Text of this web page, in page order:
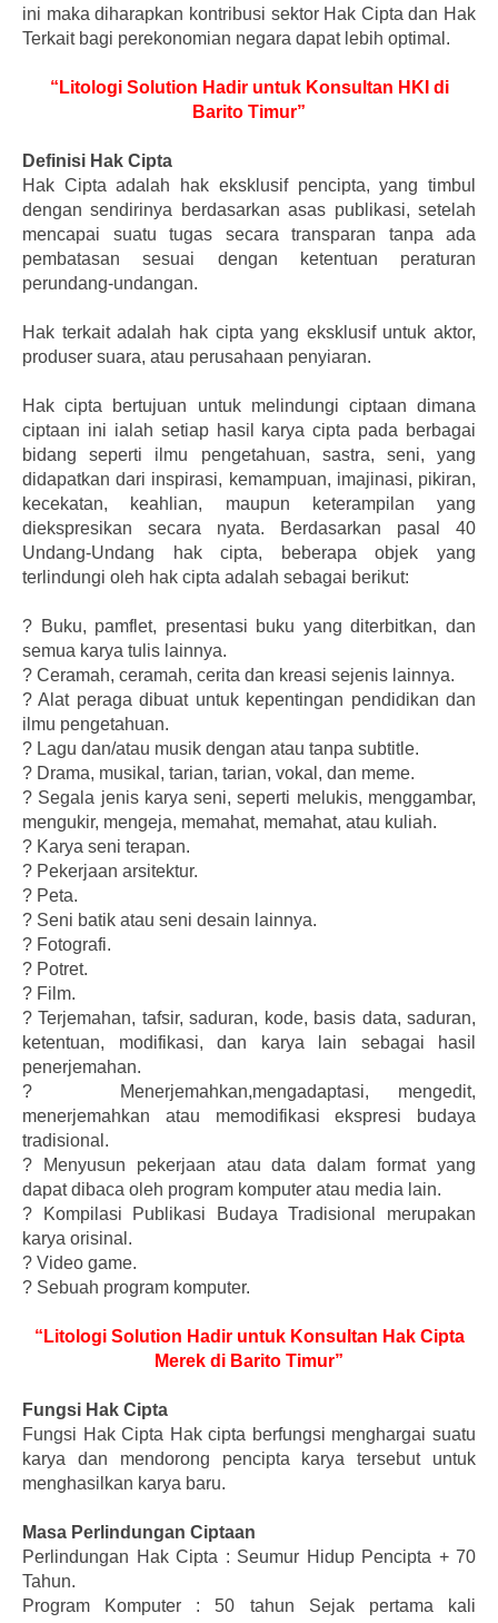
ini maka diharapkan kontribusi sektor Hak Cipta dan Hak
Terkait bagi perekonomian negara dapat lebih optimal.
“Litologi Solution Hadir untuk Konsultan HKI di
Barito Timur”
Definisi Hak Cipta
Hak Cipta adalah hak eksklusif pencipta, yang timbul
dengan sendirinya berdasarkan asas publikasi, setelah
mencapai suatu tugas secara transparan tanpa ada
pembatasan sesuai dengan ketentuan peraturan
perundang-undangan.
Hak terkait adalah hak cipta yang eksklusif untuk aktor,
produser suara, atau perusahaan penyiaran.
Hak cipta bertujuan untuk melindungi ciptaan dimana
ciptaan ini ialah setiap hasil karya cipta pada berbagai
bidang seperti ilmu pengetahuan, sastra, seni, yang
didapatkan dari inspirasi, kemampuan, imajinasi, pikiran,
kecekatan, keahlian, maupun keterampilan yang
diekspresikan secara nyata. Berdasarkan pasal 40
Undang-Undang hak cipta, beberapa objek yang
terlindungi oleh hak cipta adalah sebagai berikut:
? Buku, pamflet, presentasi buku yang diterbitkan, dan
semua karya tulis lainnya.
? Ceramah, ceramah, cerita dan kreasi sejenis lainnya.
? Alat peraga dibuat untuk kepentingan pendidikan dan
ilmu pengetahuan.
? Lagu dan/atau musik dengan atau tanpa subtitle.
? Drama, musikal, tarian, tarian, vokal, dan meme.
? Segala jenis karya seni, seperti melukis, menggambar,
mengukir, mengeja, memahat, memahat, atau kuliah.
? Karya seni terapan.
? Pekerjaan arsitektur.
? Peta.
? Seni batik atau seni desain lainnya.
? Fotografi.
? Potret.
? Film.
? Terjemahan, tafsir, saduran, kode, basis data, saduran,
ketentuan, modifikasi, dan karya lain sebagai hasil
penerjemahan.
?
Menerjemahkan,mengadaptasi, mengedit,
menerjemahkan atau memodifikasi ekspresi budaya
tradisional.
?
Menyusun pekerjaan atau data dalam format yang
dapat dibaca oleh program komputer atau media lain.
?
Kompilasi Publikasi Budaya Tradisional merupakan
karya orisinal.
? Video game.
? Sebuah program komputer.
“Litologi Solution Hadir untuk Konsultan Hak Cipta
Merek di Barito Timur”
Fungsi Hak Cipta
Fungsi Hak Cipta Hak cipta berfungsi menghargai suatu
karya dan mendorong pencipta karya tersebut untuk
menghasilkan karya baru.
Masa Perlindungan Ciptaan
Perlindungan Hak Cipta : Seumur Hidup Pencipta + 70
Tahun.
Program Komputer : 50 tahun Sejak pertama kali